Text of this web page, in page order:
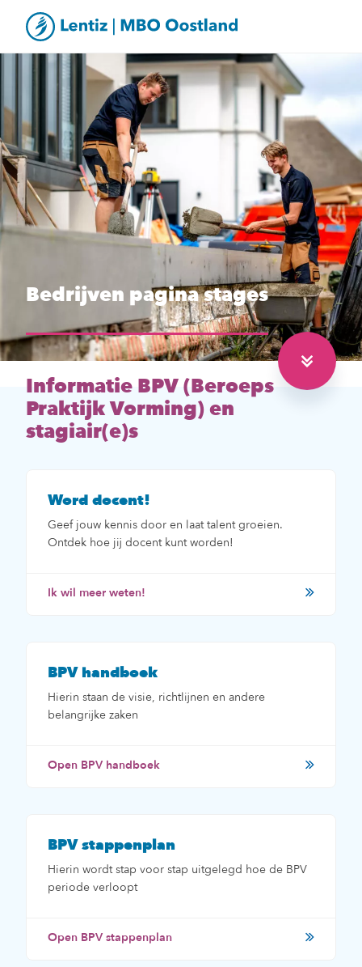
Bedrijven pagina stages
Informatie BPV (Beroeps
Praktijk Vorming) en
stagiair(e)s
Word docent!
Geef jouw kennis door en laat talent groeien.
Ontdek hoe jij docent kunt worden!
Ik wil meer weten!
BPV handboek
Hierin staan de visie, richtlijnen en andere
belangrijke zaken
Open BPV handboek
BPV stappenplan
Hierin wordt stap voor stap uitgelegd hoe de BPV
periode verloopt
Open BPV stappenplan